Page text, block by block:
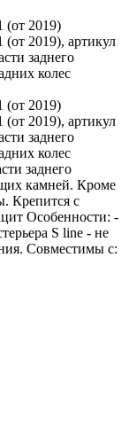
(от 2019)
2019), артикул
заднего
колес
(от 2019)
2019), артикул
заднего
колес
заднего
камней. Кроме
Крепится с
Особенности: -
S line - не
Совместимы с: